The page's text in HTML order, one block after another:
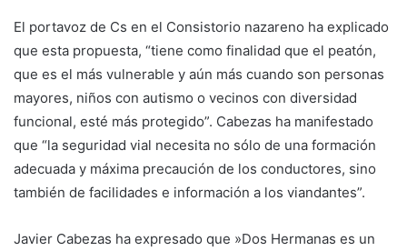
El portavoz de Cs en el Consistorio nazareno ha explicado
que esta propuesta, “tiene como finalidad que el peatón,
que es el más vulnerable y aún más cuando son personas
mayores, niños con autismo o vecinos con diversidad
funcional, esté más protegido”. Cabezas ha manifestado
que “la seguridad vial necesita no sólo de una formación
adecuada y máxima precaución de los conductores, sino
también de facilidades e información a los viandantes”.
Javier Cabezas ha expresado que »Dos Hermanas es un